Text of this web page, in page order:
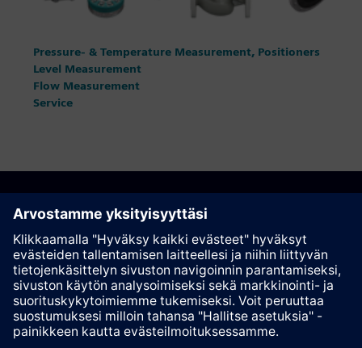
Pressure- & Temperature Measurement, Positioners
Level Measurement
Flow Measurement
Service
Suosittele tätä sivua
Kontakti